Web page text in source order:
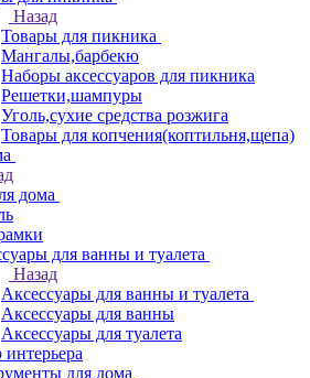
Назад
Товары для пикника
Мангалы,барбекю
Наборы аксессуаров для пикника
Решетки,шампуры
Уголь,сухие средства розжига
Товары для копчения(коптильня,щепа)
дома
для ванны и туалета
Назад
Аксессуары для ванны и туалета
Аксессуары для ванны
Аксессуары для туалета
интерьера
для дома